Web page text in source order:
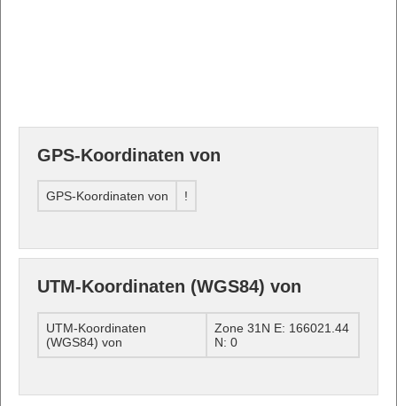
GPS-Koordinaten von
GPS-Koordinaten von !
UTM-Koordinaten (WGS84) von
UTM-Koordinaten
(WGS84) von
Zone 31N E: 166021.44
N: 0